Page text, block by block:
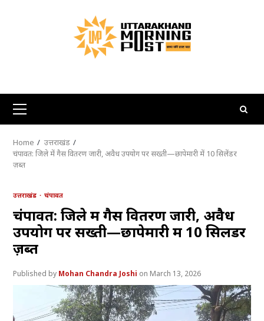
Primary
Menu
Home
उत्तराखंड
चंपावत: जिले में गैस वितरण जारी, अवैध उपयोग पर सख्ती—छापेमारी में 10 सिलेंडर
ज़ब्त
उत्तराखंड चंपावत
चंपावत: जिले में गैस वितरण जारी, अवैध
उपयोग पर सख्ती—छापेमारी में 10 सिलेंडर
ज़ब्त
Mohan Chandra Joshi March 13, 2026